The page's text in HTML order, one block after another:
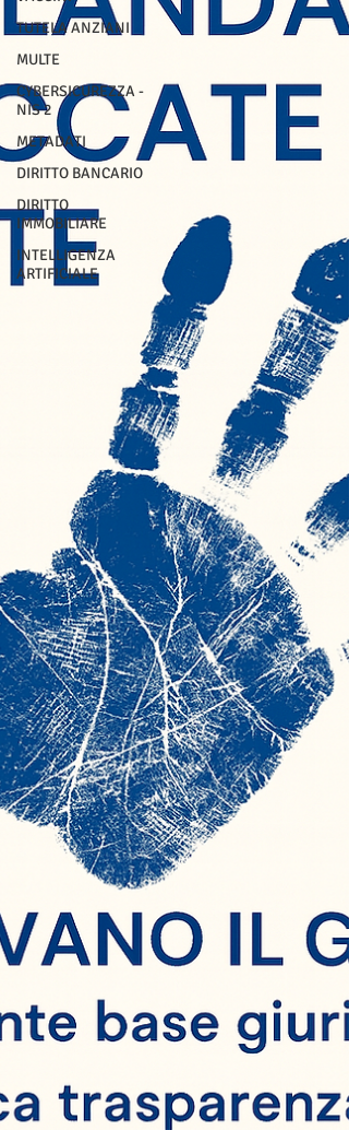
TUTELA ANZIANI
MULTE
CYBERSICUREZZA -
NIS 2
METADATI
DIRITTO BANCARIO
DIRITTO
IMMOBILIARE
INTELLIGENZA
ARTIFICIALE